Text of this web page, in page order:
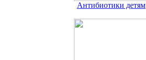
Антибиотики детям